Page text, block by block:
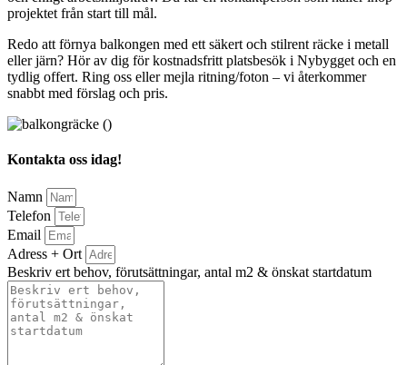
projektet från start till mål.
Redo att förnya balkongen med ett säkert och stilrent räcke i metall
eller järn? Hör av dig för kostnadsfritt platsbesök i Nybygget och en
tydlig offert. Ring oss eller mejla ritning/foton – vi återkommer
snabbt med förslag och pris.
Kontakta oss idag!
Namn
Telefon
Email
Adress + Ort
Beskriv ert behov, förutsättningar, antal m2 & önskat startdatum